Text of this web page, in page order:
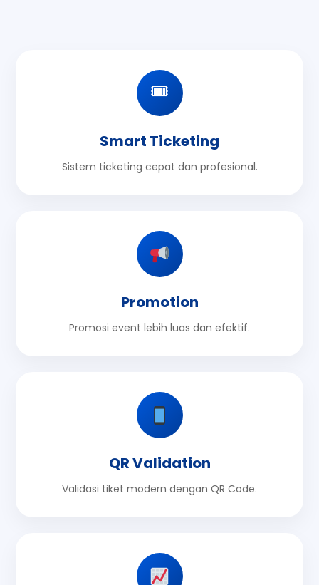
🎟
Smart Ticketing
Sistem ticketing cepat dan profesional.
Promotion
Promosi event lebih luas dan efektif.
QR Validation
Validasi tiket modern dengan QR Code.